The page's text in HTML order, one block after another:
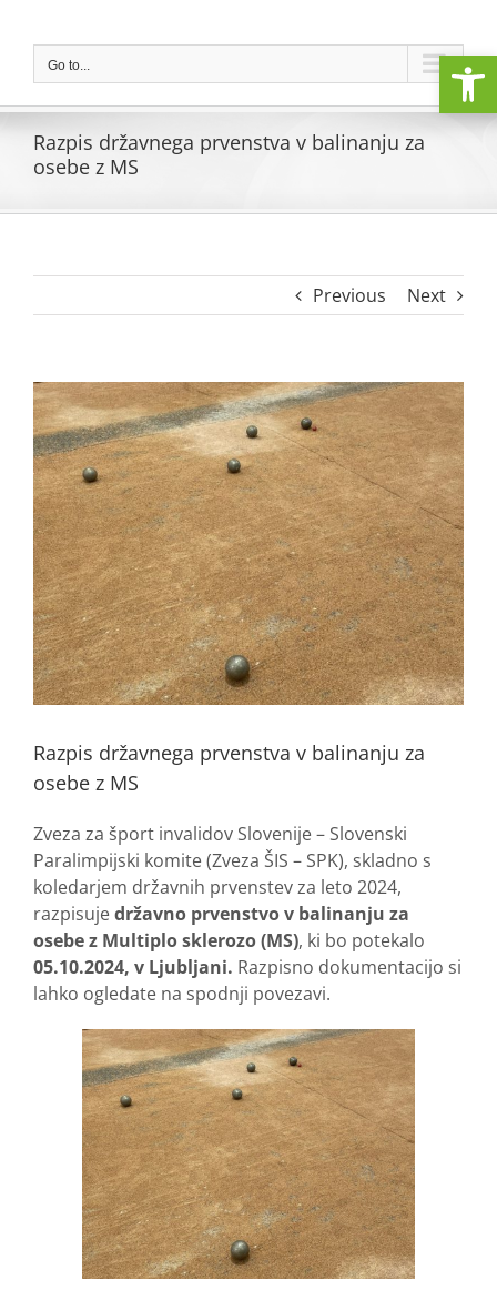
contentGo to...
Razpis državnega prvenstva v balinanju za
osebe z MS
Previous Next
View
Larger
Image
Razpis državnega prvenstva v balinanju za
osebe z MS
Zveza za šport invalidov Slovenije – Slovenski
Paralimpijski komite (Zveza ŠIS – SPK), skladno s
koledarjem državnih prvenstev za leto 2024,
razpisujedržavno prvenstvo v balinanju za
osebe z Multiplo sklerozo (MS), ki bo potekalo
05.10.2024, v Ljubljani. Razpisno dokumentacijo si
lahko ogledate na spodnji povezavi.